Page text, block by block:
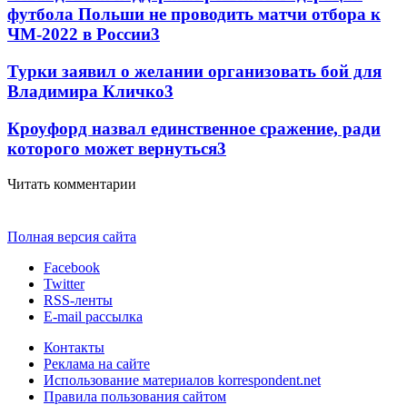
футбола Польши не проводить матчи отбора к
ЧМ-2022 в России3
Турки заявил о желании организовать бой для
Владимира Кличко3
Кроуфорд назвал единственное сражение, ради
которого может вернуться3
Читать комментарии
Полная версия сайта
Facebook
Twitter
RSS-ленты
E-mail рассылка
Контакты
Реклама на сайте
Использование материалов korrespondent.net
Правила пользования сайтом